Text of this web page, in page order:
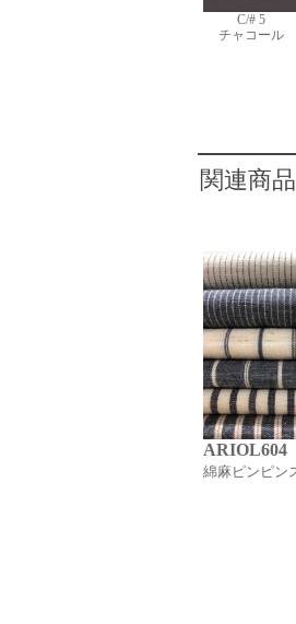
C/# 5
チャコール
関連商品
ARIOL604
綿麻ピンピン